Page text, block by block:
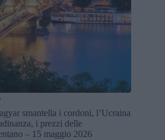
smantella i cordoni, l’Ucraina
i prezzi delle
– 15 maggio 2026